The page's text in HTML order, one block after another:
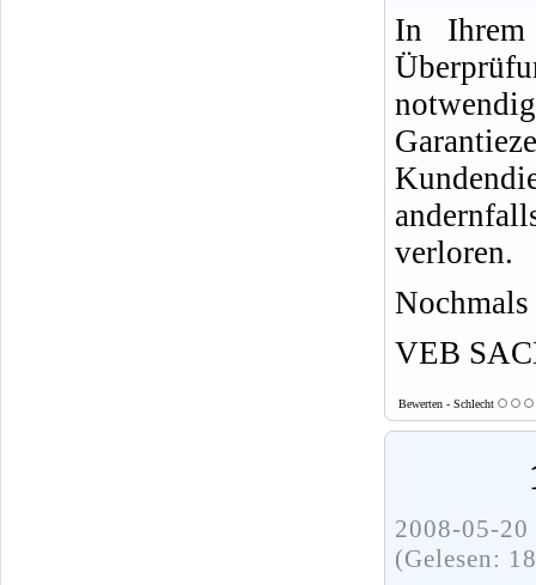
In Ihrem
verloren.
VEB
Bewerten - Schlecht
2008-05-
(Gelesen: